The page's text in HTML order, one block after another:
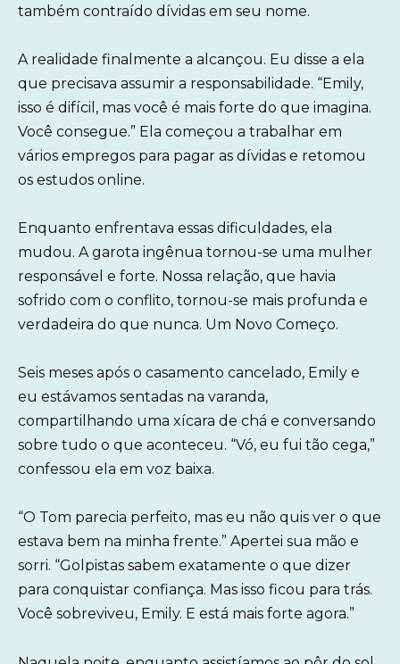
também contraído dívidas em seu nome.
A realidade finalmente a alcançou. Eu disse a ela
que precisava assumir a responsabilidade. “Emily,
isso é difícil, mas você é mais forte do que imagina.
Você consegue.” Ela começou a trabalhar em
vários empregos para pagar as dívidas e retomou
os estudos online.
Enquanto enfrentava essas dificuldades, ela
mudou. A garota ingênua tornou-se uma mulher
responsável e forte. Nossa relação, que havia
sofrido com o conflito, tornou-se mais profunda e
verdadeira do que nunca. Um Novo Começo.
Seis meses após o casamento cancelado, Emily e
eu estávamos sentadas na varanda,
compartilhando uma xícara de chá e conversando
sobre tudo o que aconteceu. “Vó, eu fui tão cega,”
confessou ela em voz baixa.
“O Tom parecia perfeito, mas eu não quis ver o que
estava bem na minha frente.” Apertei sua mão e
sorri. “Golpistas sabem exatamente o que dizer
para conquistar confiança. Mas isso ficou para trás.
Você sobreviveu, Emily. E está mais forte agora.”